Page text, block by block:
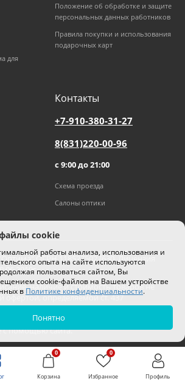
для
Положение об обработке и защите
персональных данных работников
Правила покупки и использования
подарочных карт
Контакты
+7-910-380-31-27
8(831)220-00-96
с 9:00 до 21:00
Схема проезда
Салоны оптики
ОГРН 1185275027630. Лицензия
наличие и стоимость товаров не
офертой, определяемой ст. 437
РФ.
отличаться от цен в салонах и действуют
с помощью сайта.
0
Корзина
0
Избранное Профиль
cookie
работы анализа, использования и
опыта на сайте используются
пользоваться сайтом, Вы
cookie-файлов на Вашем устройстве
в Политике конфиденциальности.
Понятно